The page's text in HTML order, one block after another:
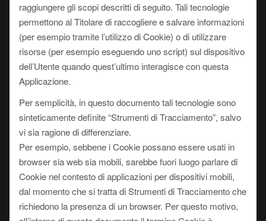
raggiungere gli scopi descritti di seguito. Tali tecnologie
permettono al Titolare di raccogliere e salvare informazioni
(per esempio tramite l’utilizzo di Cookie) o di utilizzare
risorse (per esempio eseguendo uno script) sul dispositivo
dell’Utente quando quest’ultimo interagisce con questa
Applicazione.
Per semplicità, in questo documento tali tecnologie sono
sinteticamente definite “Strumenti di Tracciamento”, salvo
vi sia ragione di differenziare.
Per esempio, sebbene i Cookie possano essere usati in
browser sia web sia mobili, sarebbe fuori luogo parlare di
Cookie nel contesto di applicazioni per dispositivi mobili,
dal momento che si tratta di Strumenti di Tracciamento che
richiedono la presenza di un browser. Per questo motivo,